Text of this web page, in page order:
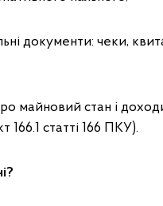
документи: чеки,
майновий стан і
166.1 статті 166 ПКУ).